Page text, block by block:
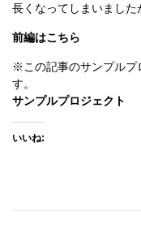
長くなってしまいました
前編はこちら
※この記事のサンプルプ
す。
サンプルプロジェクト
いいね: